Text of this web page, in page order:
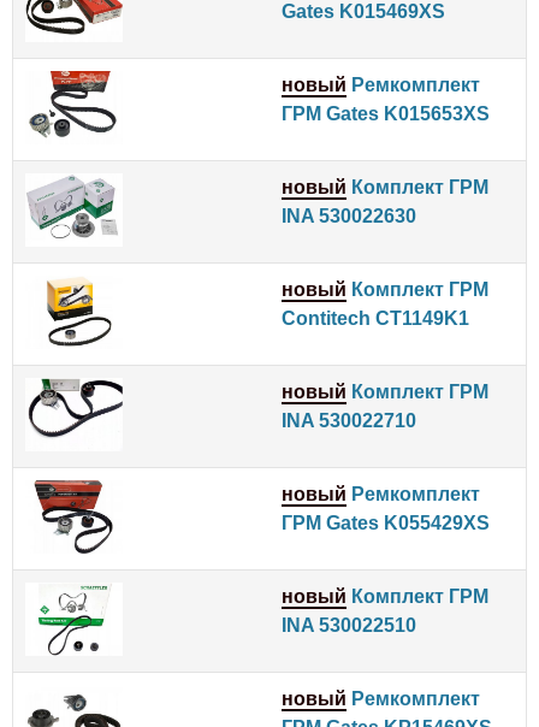
Gates K015469XS
новый Ремкомплект
ГРМ Gates K015653XS
новый Комплект ГРМ
INA 530022630
новый Комплект ГРМ
Contitech CT1149K1
новый Комплект ГРМ
INA 530022710
новый Ремкомплект
ГРМ Gates K055429XS
новый Комплект ГРМ
INA 530022510
новый Ремкомплект